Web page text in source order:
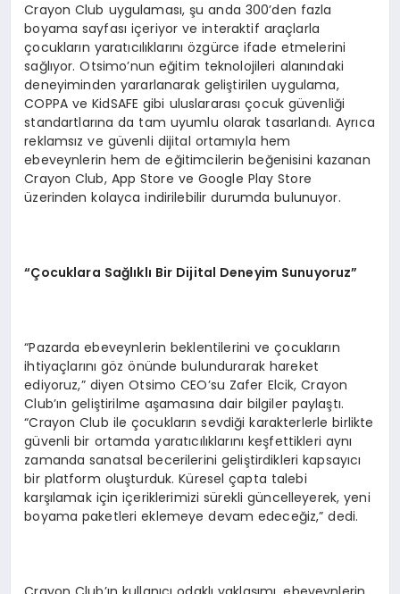
Crayon Club uygulaması, şu anda 300’den fazla
boyama sayfası içeriyor ve interaktif araçlarla
çocukların yaratıcılıklarını özgürce ifade etmelerini
sağlıyor. Otsimo’nun eğitim teknolojileri alanındaki
deneyiminden yararlanarak geliştirilen uygulama,
COPPA ve KidSAFE gibi uluslararası çocuk güvenliği
standartlarına da tam uyumlu olarak tasarlandı. Ayrıca
reklamsız ve güvenli dijital ortamıyla hem
ebeveynlerin hem de eğitimcilerin beğenisini kazanan
Crayon Club, App Store ve Google Play Store
üzerinden kolayca indirilebilir durumda bulunuyor.
“Çocuklara Sağlıklı Bir Dijital Deneyim Sunuyoruz”
“Pazarda ebeveynlerin beklentilerini ve çocukların
ihtiyaçlarını göz önünde bulundurarak hareket
ediyoruz,” diyen Otsimo CEO’su Zafer Elcik, Crayon
Club’ın geliştirilme aşamasına dair bilgiler paylaştı.
“Crayon Club ile çocukların sevdiği karakterlerle birlikte
güvenli bir ortamda yaratıcılıklarını keşfettikleri aynı
zamanda sanatsal becerilerini geliştirdikleri kapsayıcı
bir platform oluşturduk. Küresel çapta talebi
karşılamak için içeriklerimizi sürekli güncelleyerek, yeni
boyama paketleri eklemeye devam edeceğiz,” dedi.